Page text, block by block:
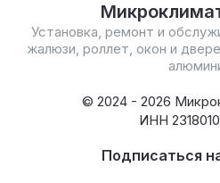
Установка, ремонт и
жалюзи, роллет, окон и
© 2024 - 2026
ИНН
Подписаться